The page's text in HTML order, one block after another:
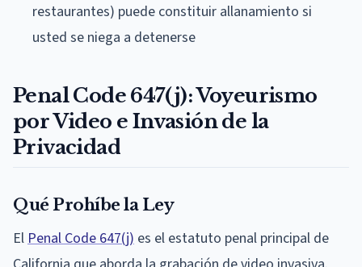
restaurantes) puede constituir allanamiento si
usted se niega a detenerse
Penal Code 647(j): Voyeurismo
por Video e Invasión de la
Privacidad
Qué Prohíbe la Ley
El Penal Code 647(j) es el estatuto penal principal de